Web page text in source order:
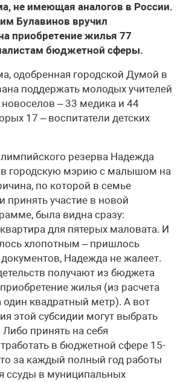
не имеющая аналогов в России.
Булавинов вручил
приобретение жилья 77
бюджетной сферы.
одобренная городской Думой в
поддержать молодых учителей
– 33 медика и 44
17 – воспитатели детских
резерва Надежда
городскую мэрию с малышом на
по которой в семье
участие в новой
была видна сразу:
для пятерых маловата. И
хлопотным – пришлось
Надежда не жалеет.
получают из бюджета
жилья (из расчета
один квадратный метр). А вот
этой субсидии могут выбрать
принять на себя
в бюджетной сфере 15-
за каждый полный год работы
ссуды в муниципальных